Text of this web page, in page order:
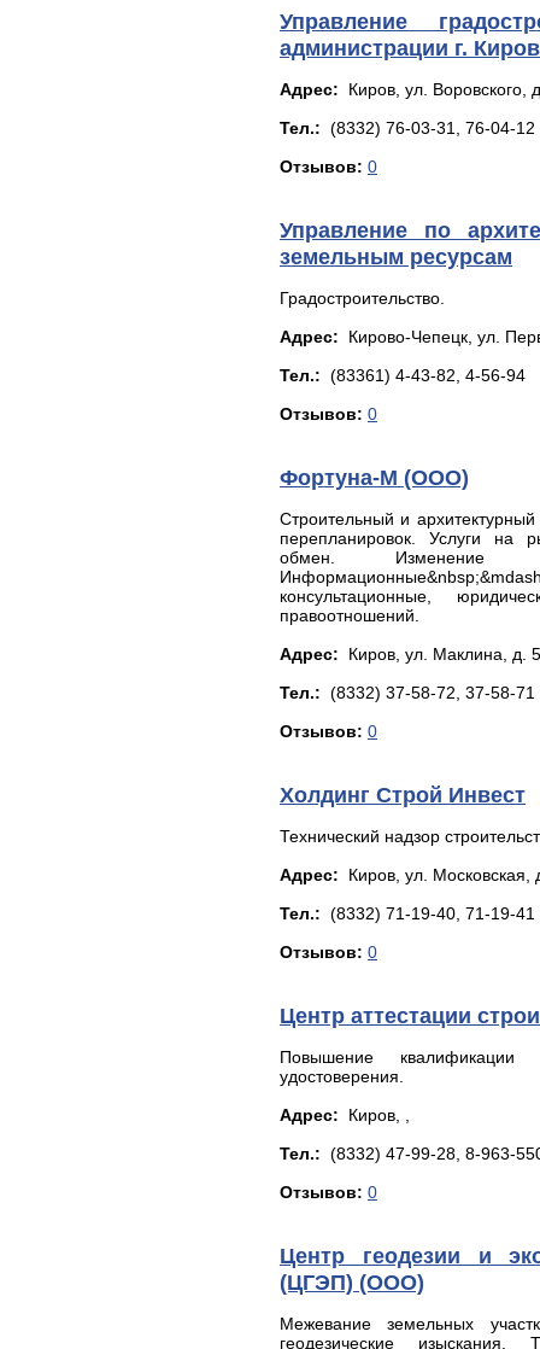
Управление
администрации г.
Адрес: Киров, yл. Вoрoвскoгo,
Тел.: (8332) 76-03-31, 76-04-12
Отзывов: 0
Управление по
земельным ресурсам
Градостроительство.
Адрес: Кирово-Чепецк, yл.
Тел.: (83361) 4-43-82, 4-56-94
Отзывов: 0
Фортуна-М (ООО)
Строительный и
перепланировок. Услуги на
обмен. Изменение
консультационные,
правоотношений.
Адрес: Киров, ул. Мaклинa, д.
Тел.: (8332) 37-58-72, 37-58-71
Отзывов: 0
Холдинг Строй Инвест
Технический надзор
Адрес: Киров, yл. Мocкoвcкaя,
Тел.: (8332) 71-19-40, 71-19-41
Отзывов: 0
Центр аттестации
Повышение квалификации
удостоверения.
Адрес: Киров, ,
Тел.: (8332) 47-99-28, 8-963-
Отзывов: 0
Центр геодезии и
(ЦГЭП) (ООО)
Межевание земельных
геодезические изыскания.